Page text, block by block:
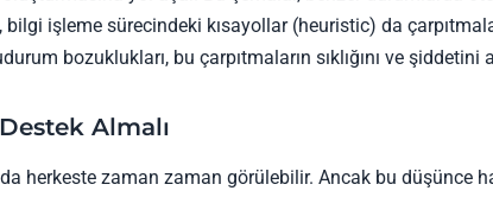
bilgi işleme sürecindeki kısayollar (heuristic) da
bozuklukları, bu çarpıtmaların sıklığını ve şiddetini
Almalı
herkeste zaman zaman görülebilir. Ancak bu düşünce